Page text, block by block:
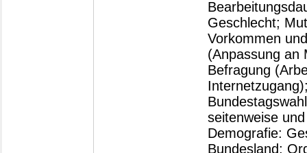
Geschlecht;
Vorkommen
(Anpassung an
Befragung
seitenweise
Demografie:
Bundesland;